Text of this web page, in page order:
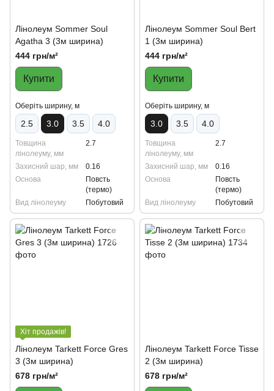
Лінолеум Sommer Soul
Agatha 3 (3м ширина)
444 грн/м²
Купити
Oберіть ширину, м
2.5 3.0 3.5 4.0
Товщина
лінолеуму, мм
2.7
Захисний шар, мм
0.16
Основа
Повсть
(термо)
Вид лінолеуму
Побутовий
Лінолеум Sommer Soul Bert
1 (3м ширина)
444 грн/м²
Купити
Oберіть ширину, м
3.0 3.5 4.0
Товщина
лінолеуму, мм
2.7
Захисний шар, мм
0.16
Основа
Повсть
(термо)
Вид лінолеуму
Побутовий
Хіт продажів!
Лінолеум Tarkett Force Gres
3 (3м ширина)
678 грн/м²
Лінолеум Tarkett Force Tisse
2 (3м ширина)
678 грн/м²